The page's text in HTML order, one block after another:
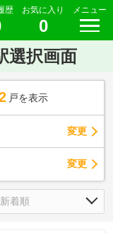
歴 お気に入り
0
メニュー
選択画面
戸を表示
変更
変更